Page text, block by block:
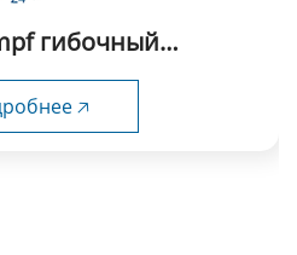
гибочный
🡥